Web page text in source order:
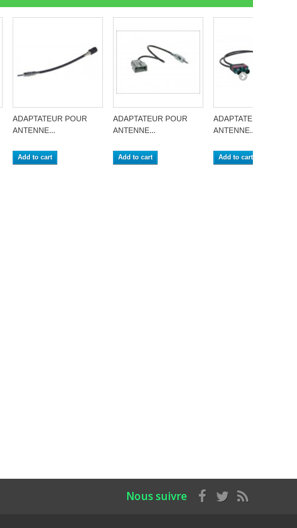
ADAPTATEUR POUR
ANTENNE...
Add to cart
ADAPTATEUR POUR
ANTENNE...
Add to cart
ADAPTATEUR POUR
ANTENNE...
Add to cart
Nous suivre